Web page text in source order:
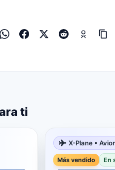
ti
X-Plane •
Más vendido En